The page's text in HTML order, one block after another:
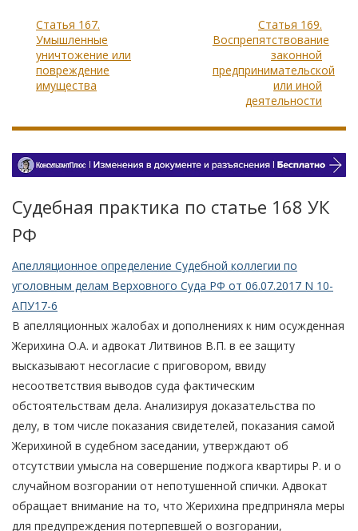
Статья 167.
Умышленные
уничтожение или
повреждение
имущества
Статья 169.
Воспрепятствование
законной
предпринимательской
или иной
деятельности
Судебная практика по статье 168 УК
РФ
Апелляционное определение Судебной коллегии по
уголовным делам Верховного Суда РФ от 06.07.2017 N 10-
АПУ17-6
В апелляционных жалобах и дополнениях к ним осужденная
Жерихина О.А. и адвокат Литвинов В.П. в ее защиту
высказывают несогласие с приговором, ввиду
несоответствия выводов суда фактическим
обстоятельствам дела. Анализируя доказательства по
делу, в том числе показания свидетелей, показания самой
Жерихиной в судебном заседании, утверждают об
отсутствии умысла на совершение поджога квартиры Р. и о
случайном возгорании от непотушенной спички. Адвокат
обращает внимание на то, что Жерихина предприняла меры
для предупреждения потерпевшей о возгорании,